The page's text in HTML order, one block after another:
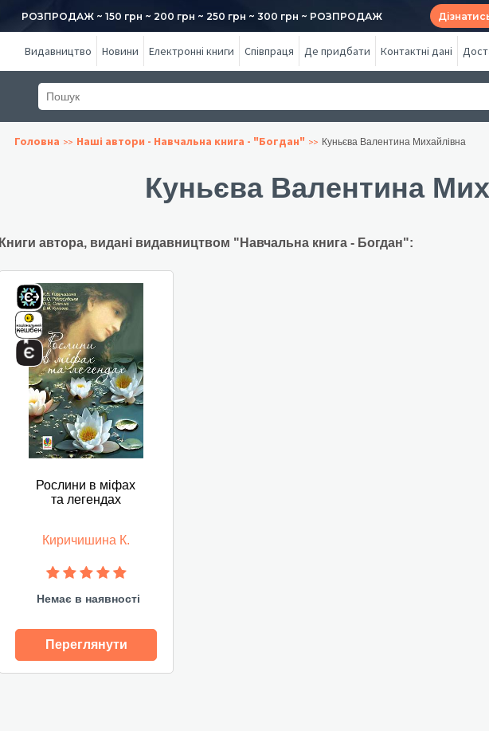
РОЗПРОДАЖ ~ 150 грн ~ 200 грн ~ 250 грн ~ 300 грн ~ РОЗПРОДАЖ
Видавництво Новини Електронні книги Співпраця Де придбати Контактні дані
Головна Наші автори - Навчальна книга - "Богдан" Куньєва Валентина Михайлівна
Куньєва Валентина
Книги автора, видані видавництвом "Навчальна книга - Богдан":
Рослини в міфах
та легендах
Киричишина К.
Немає в наявності
Переглянути